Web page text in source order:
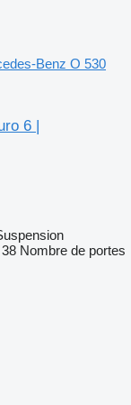
Benz O 530
6 |
38 Nombre de portes